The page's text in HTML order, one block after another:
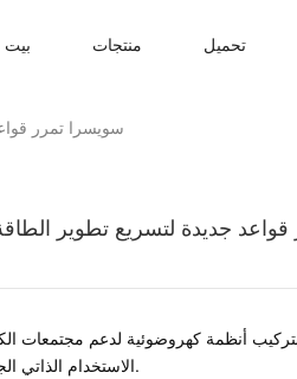
بيت منتجات تحميل
سويسرا تمرر
جديدة لتسريع تطوير
أنظمة كهروضوئية لدعم مجتمعات
الاستخدام الذاتي الجماعي للطاقة.